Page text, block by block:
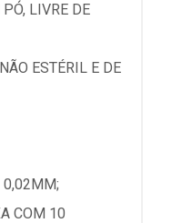
LIVRE DE
ESTÉRIL E DE
0,02MM;
COM 10